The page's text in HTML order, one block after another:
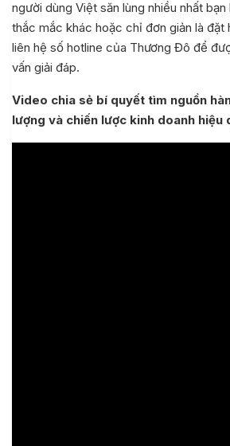
người dùng Việt săn lùng nhiều nhất
thắc mắc khác hoặc chỉ đơn giản là đặt
liên hệ số hotline của Thương Đô để
vấn giải đáp.
Video chia sẻ bí quyết tìm nguồn
lượng và chiến lược kinh doanh hiệu